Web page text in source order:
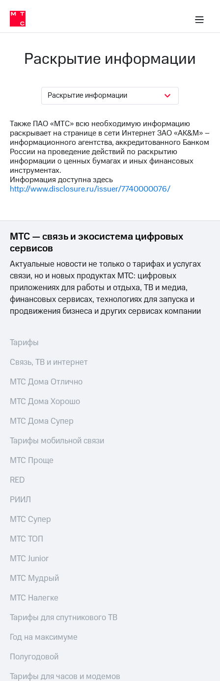
Медиа-центр
и акционерам
Устойчивое развитие
Комплаенс и деловая этика
компании
Карьера
История
компании
Руководство
региона
Правовая
информация
Контакты
МТС
о технологиях
Достижения
Финансовая
отчетность
спикера
и акционерам
Корпоративное
секретарь
информации
акционерам
Личный
кабинет
акционера
Акционерный
Контроль
аудит
акций
Описание
приобретения
выкупа
Дивиденды
Карьера
в МТС
Пресс-
релизы
о технологиях
Раскрытие информации
Раскрытие информации
Также ПАО «МТС» всю необходимую информацию
раскрывает на странице в сети Интернет ЗАО «AK&M» –
информационного агентства, аккредитованного Банком
России на проведение действий по раскрытию
информации о ценных бумагах и иных финансовых
инструментах.
Информация доступна здесь
http://www.disclosure.ru/issuer/7740000076/
МТС — связь и экосистема цифровых
сервисов
Актуальные новости не только о тарифах и услугах
связи, но и новых продуктах МТС: цифровых
приложениях для работы и отдыха, ТВ и медиа,
финансовых сервисах, технологиях для запуска и
продвижения бизнеса и других сервисах компании
Тарифы
Связь, ТВ и интернет
МТС Дома Отлично
МТС Дома Хорошо
МТС Дома Супер
Тарифы мобильной связи
МТС Проще
RED
РИИЛ
МТС Супер
МТС ТОП
МТС Junior
МТС Мудрый
МТС Налегке
Тарифы для спутникового ТВ
Год на максимуме
Полугодовой
Тарифы для часов и модемов